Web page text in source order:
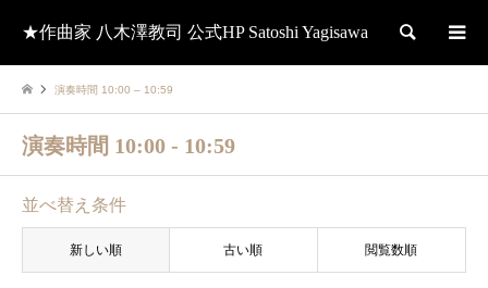
★作曲家 八木澤教司 公式HP Satoshi Yagisawa 検索
演奏時間 10:00 – 10:59
演奏時間 10:00 - 10:59
並べ替え条件
新しい順 古い順 閲覧数順